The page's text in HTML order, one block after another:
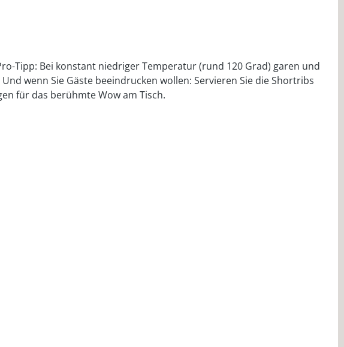
Tipp: Bei konstant niedriger Temperatur (rund 120 Grad) garen und
wenn Sie Gäste beeindrucken wollen: Servieren Sie die Shortribs
für das berühmte Wow am Tisch.